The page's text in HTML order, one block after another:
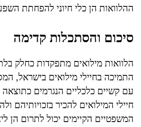
ההלוואות הן כלי חיוני להפחתת
סיכום והסתכלות קדימה
הלוואות מילואים מתפקדות כחלק
התמיכה בחיילי מילואים בישראל,
עם קשיים כלכליים הנגרמים כתוצאה
חיילי המילואים להכיר בזכויותיהם
המשפטיים הקיימים יכול לתרום הן